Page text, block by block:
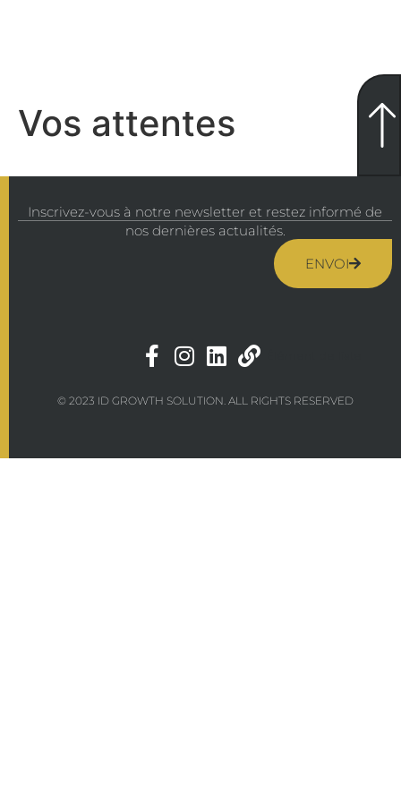
Vos attentes
© 2023 ID GROWTH SOLUTION. ALL RIGHTS RESERVED
Inscrivez-vous à notre newsletter et restez informé de
nos dernières actualités.
ENVOI